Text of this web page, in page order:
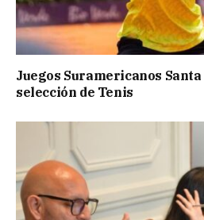
Juegos Suramericanos
selección de Tenis